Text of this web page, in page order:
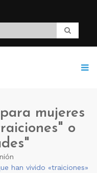
mujeres
o
han vivido «traiciones»